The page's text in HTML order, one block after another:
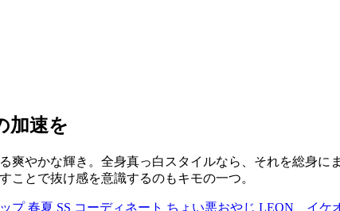
加速を
爽やかな輝き。全身真っ白スタイルなら、それを総身
ことで抜け感を意識するのもキモの一つ。